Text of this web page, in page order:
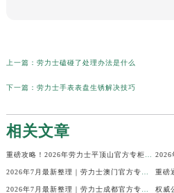
上一篇： 劳力士磕碰了处理办法是什么
下一篇： 劳力士手表表盘生锈解决技巧
相关文章